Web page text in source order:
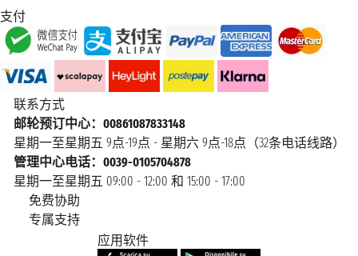
支付
联系方式
邮轮预订中心：00861087833148
星期一至星期五 9点-19点 - 星期六 9点-18点（32条电话线路）
管理中心电话：0039-0105704878
星期一至星期五 09:00 - 12:00 和 15:00 - 17:00
免费协助
专属支持
应用软件